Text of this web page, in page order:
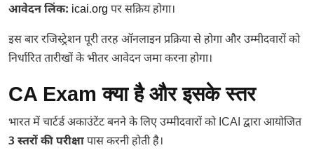
आवेदन लिंक: icai.org पर सक्रिय होगा।
इस बार रजिस्ट्रेशन पूरी तरह ऑनलाइन प्रक्रिया से होगा और उम्मीदवारों को
निर्धारित तारीखों के भीतर आवेदन जमा करना होगा।
CA Exam क्या है और इसके स्तर
भारत में चार्टर्ड अकाउंटेंट बनने के लिए उम्मीदवारों को ICAI द्वारा आयोजित
3 स्तरों की परीक्षापास करनी होती है।